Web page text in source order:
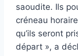
saoudite. Ils
créneau
qu’ils seront
départ », a